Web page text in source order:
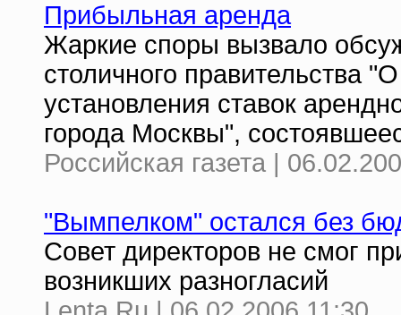
Прибыльная аренда
Жаркие споры вызвало
столичного правительства
установления ставок
города Москвы",
Российская газета |
"Вымпелком" остался без
Совет директоров не смог
возникших разногласий